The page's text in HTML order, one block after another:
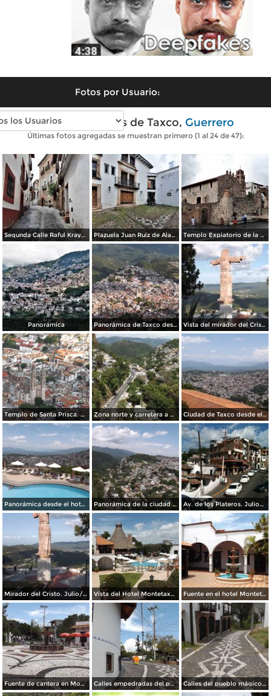
Fotos por Usuario:
Fotos modernas de Taxco, Guerrero
Últimas fotos agregadas se muestran primero (1 al 24 de 47):
Segunda Calle Raful Krayem Plazuela Juan Ruiz de Alarcón Templo Expiatorio de la Santísima Trinidad
Panorámica Panorámica de Taxco desde el mirador del Cristo. Julio/2014 Vista del mirador del Cristo y la sierra de Taxco. Julio/2014
Templo de Santa Prisca. Julio/2014 Zona norte y carretera a México desde el teleférico. Julio/2014 Ciudad de Taxco desde el teleférico. Julio/2014
Panorámica desde el hotel Montetaxco. Julio/2014 Panorámica de la ciudad desde el teleférico. Julio/2014 Av. de los Plateros. Julio/2014
Mirador del Cristo. Julio/2014 Vista del Hotel Montetaxco. Julio/2014 Fuente en el hotel Montetaxco. Julio/2014
Fuente de cantera en Montetaxco. Julio/2014 Calles empedradas del pueblo mágico. Julio/2012 Calles del pueblo mágico de Taxco. Julio/2014